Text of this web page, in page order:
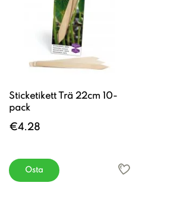
Sticketikett Trä 22cm 10-
pack
€4.28
Osta